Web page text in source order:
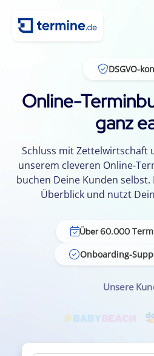
DSGVO-
Online-
ganz
Schluss mit Zettelwirtschaft
unserem cleveren Online-
buchen Deine Kunden
Überblick und nutzt
Über 60.000
Onboarding-
Unsere